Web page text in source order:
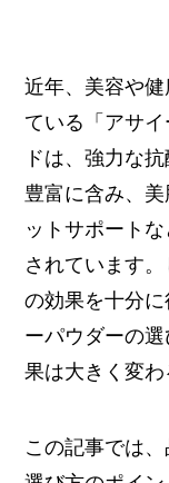
近年、美容や
ている「アサ
ドは、強力な
豊富に含み、
ットサポート
されています
の効果を十分
ーパウダーの
果は大きく変わ
この記事では